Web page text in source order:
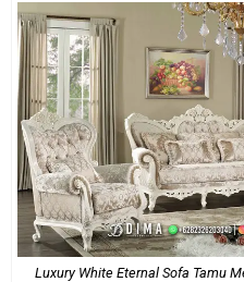
Luxury White Eternal Sofa Tamu